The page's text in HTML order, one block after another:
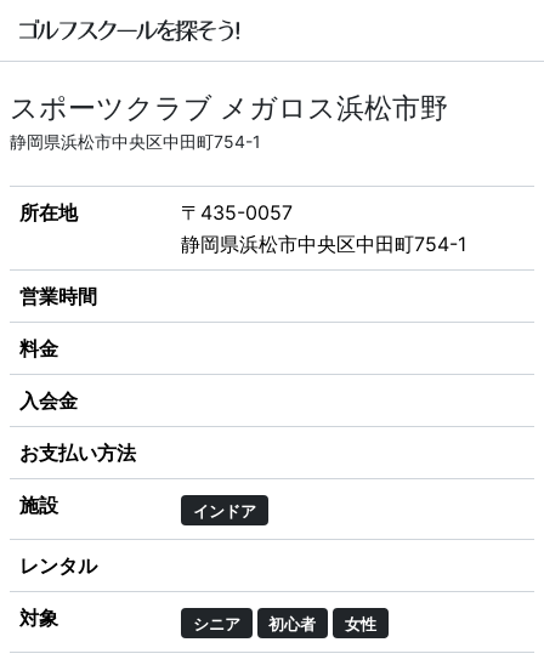
スポーツクラブ メガロス浜松市野
静岡県浜松市中央区中田町754-1
所在地
〒435-0057
静岡県浜松市中央区中田町754-1
営業時間
料金
入会金
お支払い方法
施設 インドア
レンタル
対象 シニア 初心者 女性